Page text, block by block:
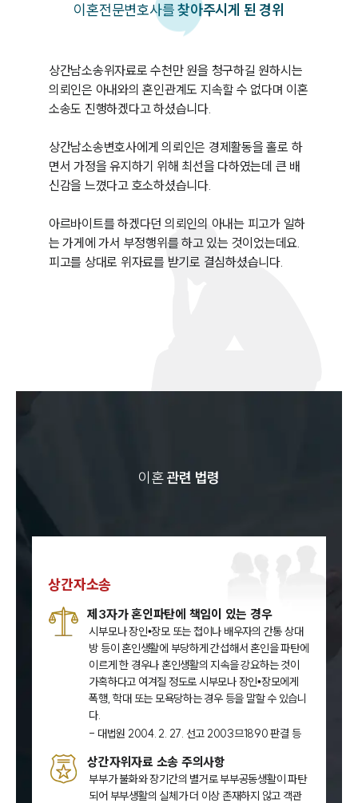
이혼전문변호사를찾아주시게 된 경위
상간남소송위자료로 수천만 원을 청구하길 원하시는
의뢰인은 아내와의 혼인관계도 지속할 수 없다며 이혼
소송도 진행하겠다고 하셨습니다.
상간남소송변호사에게 의뢰인은 경제활동을 홀로 하
면서 가정을 유지하기 위해 최선을 다하였는데 큰 배
신감을 느꼈다고 호소하셨습니다.
아르바이트를 하겠다던 의뢰인의 아내는 피고가 일하
는 가게에 가서 부정행위를 하고 있는 것이었는데요.
피고를 상대로 위자료를 받기로 결심하셨습니다.
이혼관련 법령
상간자소송
제3자가 혼인파탄에 책임이 있는 경우
시부모나 장인•장모 또는 첩이나 배우자의 간통 상대
방 등이 혼인생활에 부당하게 간섭해서 혼인을 파탄에
이르게 한 경우나 혼인생활의 지속을 강요하는 것이
가혹하다고 여겨질 정도로 시부모나 장인•장모에게
폭행, 학대 또는 모욕당하는 경우 등을 말할 수 있습니
다.
- 대법원 2004. 2. 27. 선고 2003므1890 판결 등
상간자위자료 소송 주의사항
부부가 불화와 장기간의 별거로 부부공동생활이 파탄
되어 부부생활의 실체가 더 이상 존재하지 않고 객관